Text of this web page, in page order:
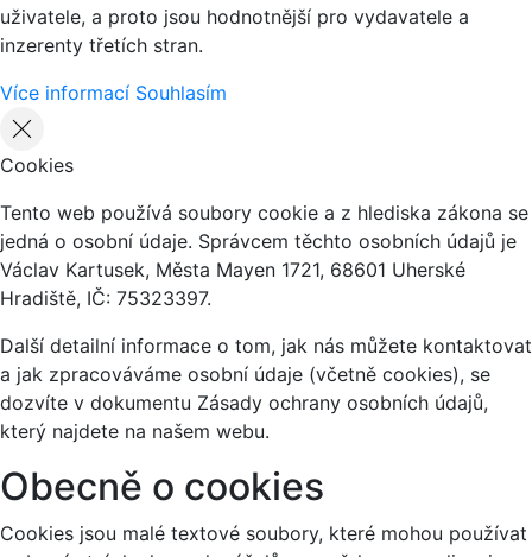
uživatele, a proto jsou hodnotnější pro vydavatele a
inzerenty třetích stran.
Více informací Souhlasím
Cookies
Tento web používá soubory cookie a z hlediska zákona se
jedná o osobní údaje. Správcem těchto osobních údajů je
Václav Kartusek, Města Mayen 1721, 68601 Uherské
Hradiště, IČ: 75323397.
Další detailní informace o tom, jak nás můžete kontaktovat
a jak zpracováváme osobní údaje (včetně cookies), se
dozvíte v dokumentu Zásady ochrany osobních údajů,
který najdete na našem webu.
Obecně o cookies
Cookies jsou malé textové soubory, které mohou používat